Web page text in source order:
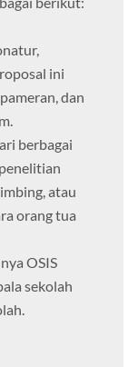
ini
dan
berbagai
atau
orang tua
OSIS
sekolah